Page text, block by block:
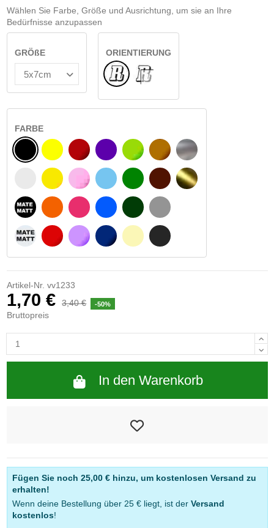
Wählen Sie Farbe, Größe und Ausrichtung, um sie an Ihre
Bedürfnisse anzupassen
GRÖßE
ORIENTIERUNG
NormaleINNEN GLAS
FARBE
SCHWARZ
WEIß
MATTSCHWARZ
MATTWEIß
GELB
GELBES SIGNAL
ORANGE
ROT
BURGUND
ROSE
FUCHSIA
LILA
VIOLETT
HELLBLAU
BLAU
DUNKELBLAU
HELLGRÜN
GRÜN
DUNKELGRÜN
BEIGE
HASELNUSS
DUNKELBRAUN
HELLGRAU
DUNKELGRAU
SILBER
GOLD
Artikel-Nr. vv1233
1,70 € 3,40 € -50%
Bruttopreis
In den Warenkorb
Fügen Sie noch 25,00 €hinzu, um kostenlosen Versand zu
erhalten!
Wenn deine Bestellung über 25 € liegt, ist der Versand
kostenlos!